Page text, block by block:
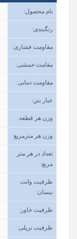
نام محصول:
رنگبندی:
مقاومت فشاری:
مقامت خمشی:
مقاومت دمایی:
عیار بتن:
وزن هر قطعه:
وزن هر مترمربع:
تعداد در هر متر
مربع:
ظرفیت وانت
نیسان:
ظرفیت خاور :
ظرفیت تریلی: